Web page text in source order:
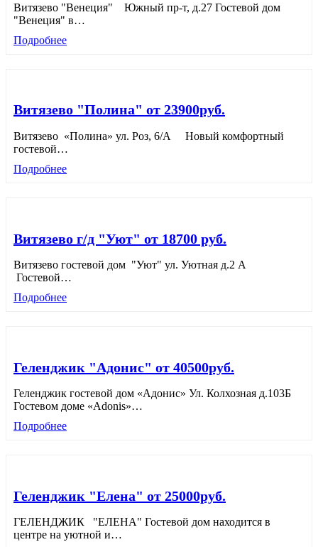
Витязево "Венеция" Южный пр-т, д.27 Гостевой дом
"Венеция" в…
Подробнее
Витязево "Полина" от 23900руб.
Витязево «Полина» ул. Роз, 6/А Новый комфортный
гостевой…
Подробнее
Витязево г/д "Уют" от 18700 руб.
Витязево гостевой дом "Уют" ул. Уютная д.2 А
Гостевой…
Подробнее
Геленджик "Адонис" от 40500руб.
Геленджик гостевой дом «Адонис» Ул. Колхозная д.103Б
Гостевом доме «Adonis»…
Подробнее
Геленджик "Елена" от 25000руб.
ГЕЛЕНДЖИК "ЕЛЕНА" Гостевой дом находится в
центре на уютной и…